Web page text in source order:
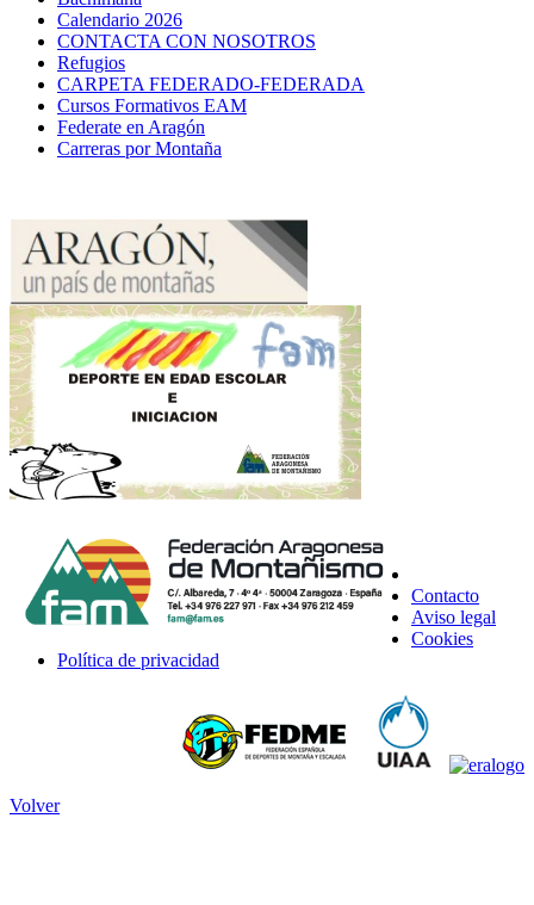
Calendario 2026
CONTACTA CON NOSOTROS
Refugios
CARPETA FEDERADO-FEDERADA
Cursos Formativos EAM
Federate en Aragón
Carreras por Montaña
Contacto
Aviso legal
Cookies
Política de privacidad
Volver